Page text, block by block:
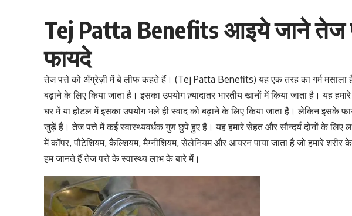
Tej Patta Benefits आइये जाने तेज
फायदे
तेज पत्ते को अँग्रेज़ी में बे लीफ कहते हैं। (Tej Patta Benefits) यह एक तरह का गर्म मसाला
बढ़ाने के लिए किया जाता है। इसका उपयोग ज़्यादातर भारतीय खानों में किया जाता है। यह
घर में या होटल में इसका उपयोग भले ही स्वाद को बढ़ाने के लिए किया जाता है। लेकिन इसके
जुड़ें हैं। तेज पत्ते में कई स्वास्थ्यवर्धक गुण छुपे हुए हैं। यह हमारे सेहत और सौन्दर्य दोनों के लिए
में कॉपर, पौटेशियम, कैल्शियम, मैग्‍नीशियम,सेलेनियमऔर आयरन पाया जाता है जो हमारे शरीर
हम जानते हैं तेज पत्ते के स्वास्थ्य लाभ के बारे में।